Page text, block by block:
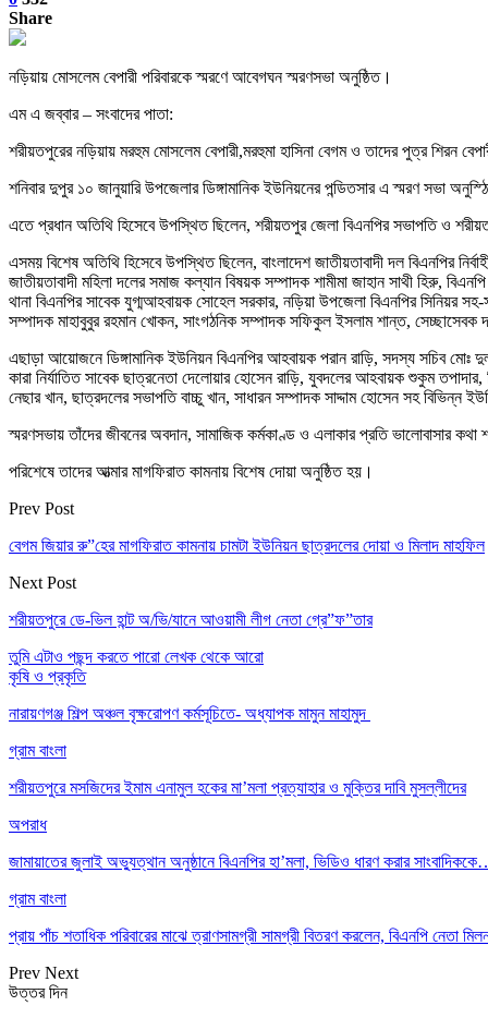
Share
নড়িয়ায় মোসলেম বেপারী পরিবারকে স্মরণে আবেগঘন স্মরণসভা অনুষ্ঠিত।
এম এ জব্বার – সংবাদের পাতা:
শরীয়তপুরের নড়িয়ায় মরহুম মোসলেম বেপারী,মরহুমা হাসিনা বেগম ও তাদের পুত্র শিরন
শনিবার দুপুর ১০ জানুয়ারি উপজেলার ডিঙ্গামানিক ইউনিয়নের পন্ডিতসার এ স্মরণ সভা
এতে প্রধান অতিথি হিসেবে উপস্থিত ছিলেন, শরীয়তপুর জেলা বিএনপির সভাপতি ও
এসময় বিশেষ অতিথি হিসেবে উপস্থিত ছিলেন, বাংলাদেশ জাতীয়তাবাদী দল বিএনপির
জাতীয়তাবাদী মহিলা দলের সমাজ কল্যান বিষয়ক সম্পাদক শামীমা জাহান সাথী হিরু,
থানা বিএনপির সাবেক যুগ্মআহবায়ক সোহেল সরকার, নড়িয়া উপজেলা বিএনপির সিনিয়র
সম্পাদক মাহাবুবুর রহমান খোকন, সাংগঠনিক সম্পাদক সফিকুল ইসলাম শান্ত,
এছাড়া আয়োজনে ডিঙ্গামানিক ইউনিয়ন বিএনপির আহবায়ক পরান রাড়ি, সদস্য সচিব মোঃ
কারা নির্যাতিত সাবেক ছাত্রনেতা দেলোয়ার হোসেন রাড়ি, যুবদলের আহবায়ক শুকুম
নেছার খান, ছাত্রদলের সভাপতি বাচ্চু খান, সাধারন সম্পাদক সাদ্দাম হোসেন সহ বিভিন্ন
স্মরণসভায় তাঁদের জীবনের অবদান, সামাজিক কর্মকাণ্ড ও এলাকার প্রতি ভালোবাসার কথা
পরিশেষে তাদের আত্মার মাগফিরাত কামনায় বিশেষ দোয়া অনুষ্ঠিত হয়।
Prev Post
বেগম জিয়ার রু”হের মাগফিরাত কামনায় চামটা ইউনিয়ন ছাত্রদলের দোয়া ও মিলাদ মাহফিল
Next Post
শরীয়তপুরে ডে-ভিল হান্ট অ/ভি/যানে আওয়ামী লীগ নেতা গ্রে”ফ”তার
তুমি এটাও পছন্দ করতে পারো লেখক থেকে আরো
কৃষি ও প্রকৃতি
নারায়ণগঞ্জ শিল্প অঞ্চল বৃক্ষরোপণ কর্মসূচিতে- অধ্যাপক মামুন মাহামুদ
গ্রাম বাংলা
শরীয়তপুরে মসজিদের ইমাম এনামুল হকের মা’মলা প্রত্যাহার ও মুক্তির দাবি মুসল্লীদের
অপরাধ
জামায়াতের জুলাই অভ্যুত্থান অনুষ্ঠানে বিএনপির হা’মলা, ভিডিও ধারণ করার
গ্রাম বাংলা
প্রায় পাঁচ শতাধিক পরিবারের মাঝে ত্রাণসামগ্রী সামগ্রী বিতরণ করলেন, বিএনপি নেতা
Prev Next
উত্তর দিন